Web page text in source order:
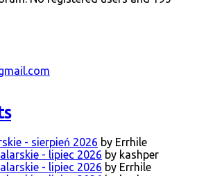
- sierpień 2026 by Errhile
- lipiec 2026 by kashper
- lipiec 2026 by Errhile